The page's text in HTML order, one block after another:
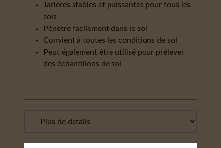
Tarières stables et puissantes pour tous les
sols
Pénètre facilement dans le sol
Convient à toutes les conditions de sol
Peut également être utilisé pour prélever
des échantillons de sol